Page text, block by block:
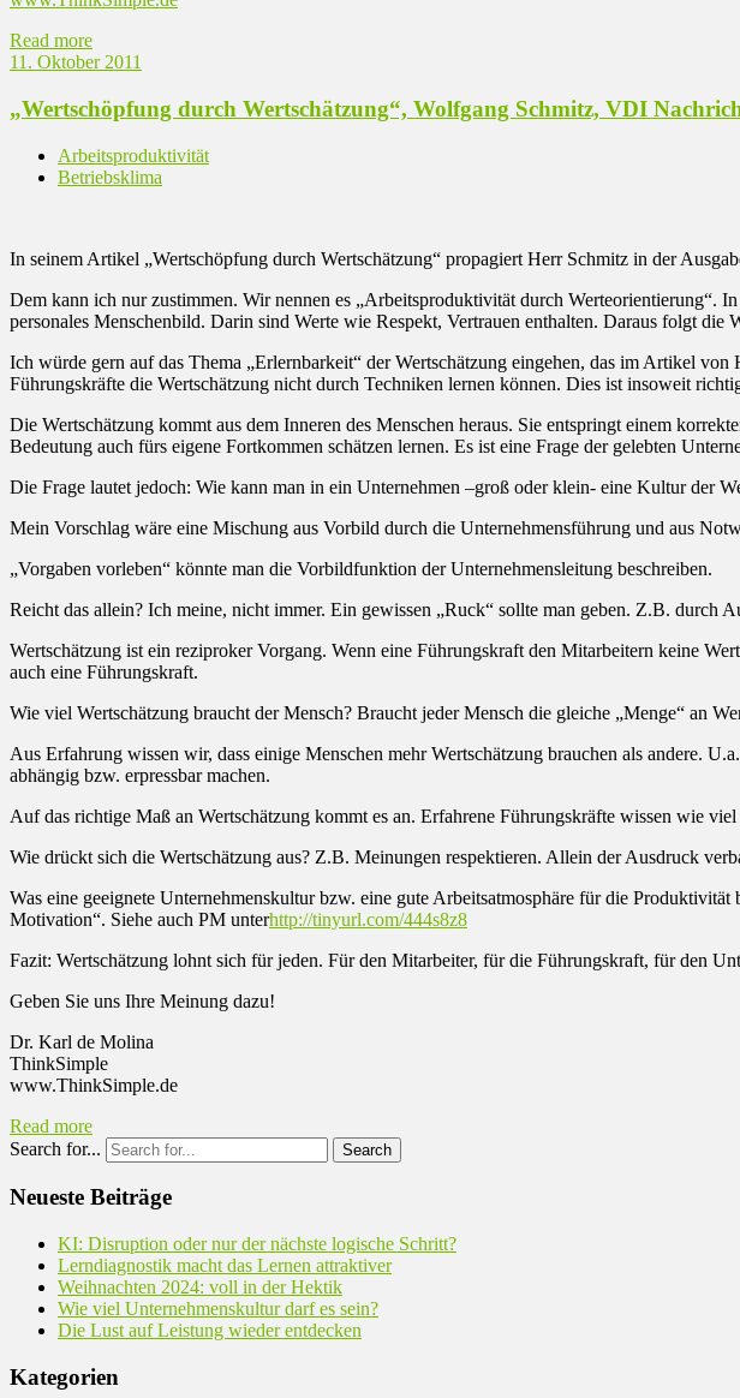
Read more
11. Oktober 2011
„Wertschöpfung durch Wertschätzung“, Wolfgang Schmitz, VDI
Arbeitsproduktivität
Betriebsklima
In seinem Artikel „Wertschöpfung durch Wertschätzung“ propagiert Herr Schmitz in der
Dem kann ich nur zustimmen. Wir nennen es „Arbeitsproduktivität durch Werteorientierung“.
personales Menschenbild. Darin sind Werte wie Respekt, Vertrauen enthalten. Daraus folgt die
Ich würde gern auf das Thema „Erlernbarkeit“ der Wertschätzung eingehen, das im Artikel
Führungskräfte die Wertschätzung nicht durch Techniken lernen können. Dies ist insoweit
Die Wertschätzung kommt aus dem Inneren des Menschen heraus. Sie entspringt einem
Bedeutung auch fürs eigene Fortkommen schätzen lernen. Es ist eine Frage der gelebten
Die Frage lautet jedoch: Wie kann man in ein Unternehmen –groß oder klein- eine Kultur der
Mein Vorschlag wäre eine Mischung aus Vorbild durch die Unternehmensführung und aus
„Vorgaben vorleben“ könnte man die Vorbildfunktion der Unternehmensleitung beschreiben.
Reicht das allein? Ich meine, nicht immer. Ein gewissen „Ruck“ sollte man geben. Z.B. durch
Wertschätzung ist ein reziproker Vorgang. Wenn eine Führungskraft den Mitarbeitern keine
auch eine Führungskraft.
Wie viel Wertschätzung braucht der Mensch? Braucht jeder Mensch die gleiche „Menge“ an
Aus Erfahrung wissen wir, dass einige Menschen mehr Wertschätzung brauchen als andere.
abhängig bzw. erpressbar machen.
Auf das richtige Maß an Wertschätzung kommt es an. Erfahrene Führungskräfte wissen wie
Wie drückt sich die Wertschätzung aus? Z.B. Meinungen respektieren. Allein der Ausdruck
Was eine geeignete Unternehmenskultur bzw. eine gute Arbeitsatmosphäre für die
Motivation“. Siehe auch PM unterhttp://tinyurl.com/444s8z8
Fazit: Wertschätzung lohnt sich für jeden. Für den Mitarbeiter, für die Führungskraft, für den
Geben Sie uns Ihre Meinung dazu!
Dr. Karl de Molina
ThinkSimple
www.ThinkSimple.de
Read more
Search for...
Neueste Beiträge
KI: Disruption oder nur der nächste logische Schritt?
Lerndiagnostik macht das Lernen attraktiver
Weihnachten 2024: voll in der Hektik
Wie viel Unternehmenskultur darf es sein?
Die Lust auf Leistung wieder entdecken
Kategorien